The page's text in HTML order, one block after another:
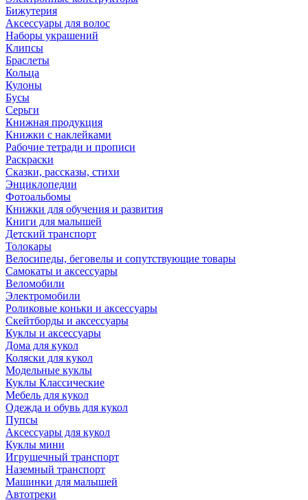
Бижутерия
Аксессуары для волос
Наборы украшений
Клипсы
Браслеты
Кольца
Кулоны
Бусы
Серьги
Книжная продукция
Книжки с наклейками
Рабочие тетради и прописи
Раскраски
Сказки, рассказы, стихи
Энциклопедии
Фотоальбомы
Книжки для обучения и развития
Книги для малышей
Детский транспорт
Толокары
Велосипеды, беговелы и сопутствующие товары
Самокаты и аксессуары
Веломобили
Электромобили
Роликовые коньки и аксессуары
Скейтборды и аксессуары
Куклы и аксессуары
Дома для кукол
Коляски для кукол
Модельные куклы
Куклы Классические
Мебель для кукол
Одежда и обувь для кукол
Пупсы
Аксессуары для кукол
Куклы мини
Игрушечный транспорт
Наземный транспорт
Машинки для малышей
Автотреки